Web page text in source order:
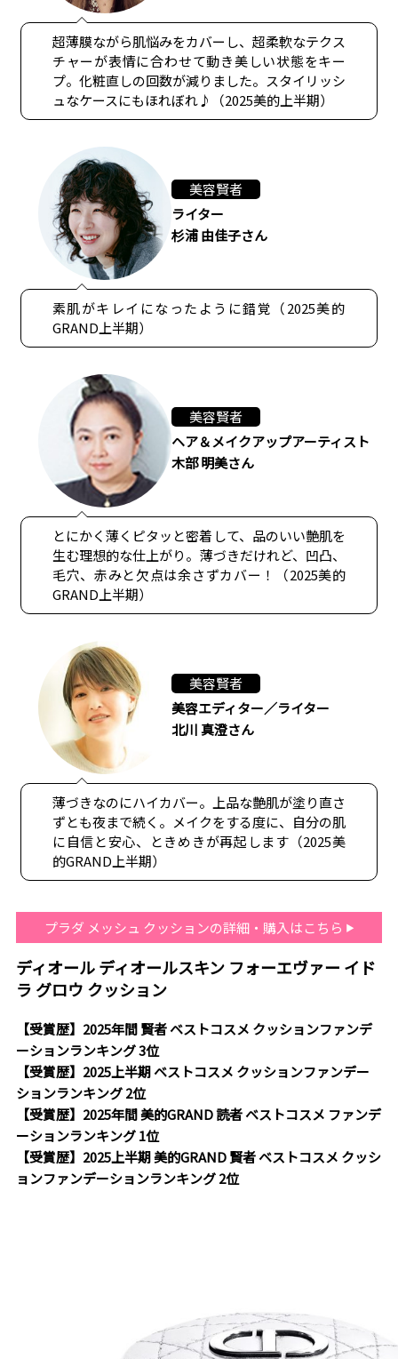
超薄膜ながら肌悩みをカバーし、超柔軟なテクス
チャーが表情に合わせて動き美しい状態をキー
プ。化粧直しの回数が減りました。スタイリッシ
ュなケースにもほれぼれ♪（2025美的上半期）
美容賢者
ライター
杉浦 由佳子さん
素肌がキレイになったように錯覚（2025美的
GRAND上半期）
美容賢者
ヘア＆メイクアップアーティスト
木部 明美さん
とにかく薄くピタッと密着して、品のいい艶肌を
生む理想的な仕上がり。薄づきだけれど、凹凸、
毛穴、赤みと欠点は余さずカバー！（2025美的
GRAND上半期）
美容賢者
美容エディター／ライター
北川 真澄さん
薄づきなのにハイカバー。上品な艶肌が塗り直さ
ずとも夜まで続く。メイクをする度に、自分の肌
に自信と安心、ときめきが再起します（2025美
的GRAND上半期）
プラダ メッシュ クッションの詳細・購入はこちら
ディオール ディオールスキン フォーエヴァー イド
ラ グロウ クッション
【受賞歴】2025年間 賢者 ベストコスメ クッションファンデ
ーションランキング 3位
【受賞歴】2025上半期 ベストコスメ クッションファンデー
ションランキング 2位
【受賞歴】2025年間 美的GRAND 読者 ベストコスメ ファンデ
ーションランキング 1位
【受賞歴】2025上半期 美的GRAND 賢者 ベストコスメ クッシ
ョンファンデーションランキング 2位